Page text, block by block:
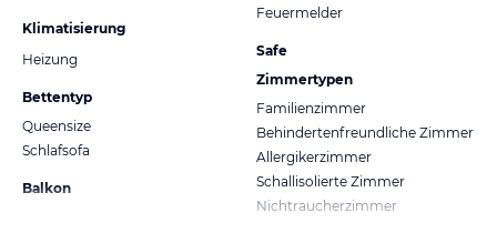
Klimatisierung
Heizung
Bettentyp
Queensize
Schlafsofa
Balkon
Feuermelder
Safe
Zimmertypen
Familienzimmer
Behindertenfreundliche Zimmer
Allergikerzimmer
Schallisolierte Zimmer
Nichtraucherzimmer